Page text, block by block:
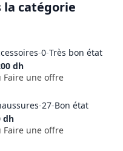
catégorie
-0-Très bon état
dh
Faire une offre
-27-Bon état
dh
Faire une offre